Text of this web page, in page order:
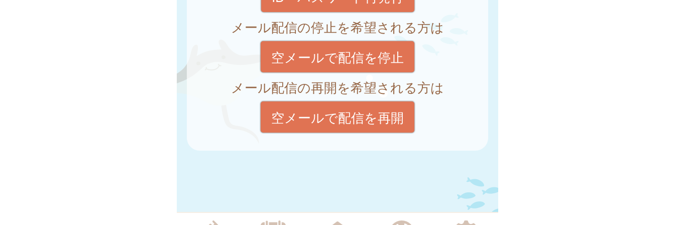
メール配信の停止を希望される方は
空メールで配信を停止
メール配信の再開を希望される方は
空メールで配信を再開